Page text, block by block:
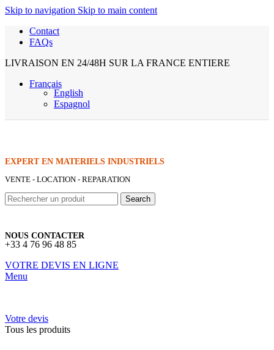
Skip to navigation Skip to main content
Contact
FAQs
LIVRAISON EN 24/48H SUR LA FRANCE ENTIERE
Français
English
Espagnol
EXPERT EN MATERIELS INDUSTRIELS
VENTE - LOCATION - REPARATION
Search
NOUS CONTACTER
+33 4 76 96 48 85
VOTRE DEVIS EN LIGNE
Menu
Votre devis
Tous les produits